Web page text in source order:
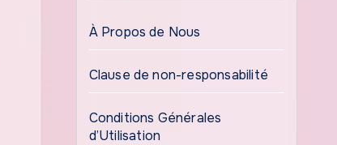
À Propos de Nous
Clause de non-responsabilité
Conditions Générales
d’Utilisation